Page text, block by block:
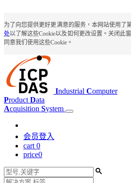
为了向您提供更好更满意的服务，本网站使用了
处以了解这些Cookie以及如何更改设置。关闭此
同意我们使用这些Cookie。
Industrial Computer
Product Data
Acquisition System
会员登入
cart 0
price0